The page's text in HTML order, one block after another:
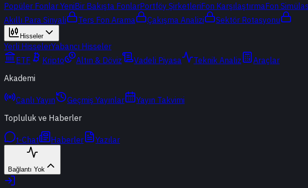
Popüler Fonlar YeniBir Bakışta FonlarPortföy ŞirketleriFon KarşılaştırmaFon
Akıllı Para Sinyali
Ters Fon Arama Çakışma Analizi Sektör Rotasyonu
Hisseler
Yerli HisselerYabancı Hisseler
ETF
Kripto Altın & Döviz Vadeli Piyasa Teknik Analiz
Araçlar
Akademi
Canlı Yayın Geçmiş Yayınlar
Yayın Takvimi
Topluluk ve Haberler
t-Chat Haberler Yazılar
Bağlantı Yok